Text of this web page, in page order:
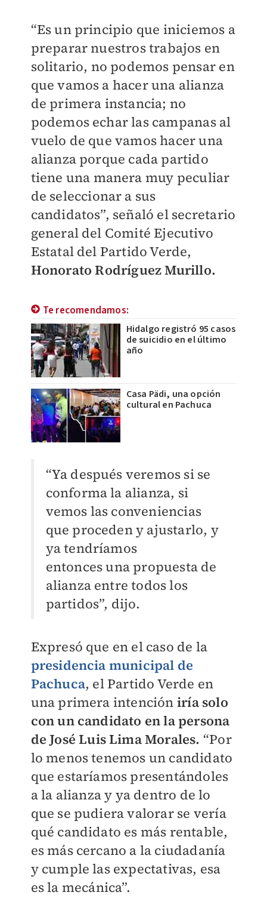
“Es un principio que iniciemos a
preparar nuestros trabajos en
solitario, no podemos pensar en
que vamos a hacer una alianza
de primera instancia; no
podemos echar las campanas al
vuelo de que vamos hacer una
alianza porque cada partido
tiene una manera muy peculiar
de seleccionar a sus
candidatos”, señaló el secretario
general del Comité Ejecutivo
Estatal del Partido Verde,
Honorato Rodríguez Murillo.
Te recomendamos:
Hidalgo registró 95 casos
de suicidio en el último
año
Casa Pädi, una opción
cultural en Pachuca
“Ya después veremos si se
conforma la alianza, si
vemos las conveniencias
que proceden y ajustarlo, y
ya tendríamos
entoncesuna propuesta de
alianza entre todos los
partidos”, dijo.
Expresó que en el caso de la
presidencia municipal de
Pachuca, el Partido Verde en
una primera intención iría solo
con un candidato en la persona
de José Luis Lima Morales. “Por
lo menos tenemos un candidato
que estaríamos presentándoles
a la alianzay ya dentro de lo
que se pudiera valorar se vería
qué candidato es más rentable,
es más cercano a la ciudadanía
y cumple las expectativas, esa
es la mecánica”.